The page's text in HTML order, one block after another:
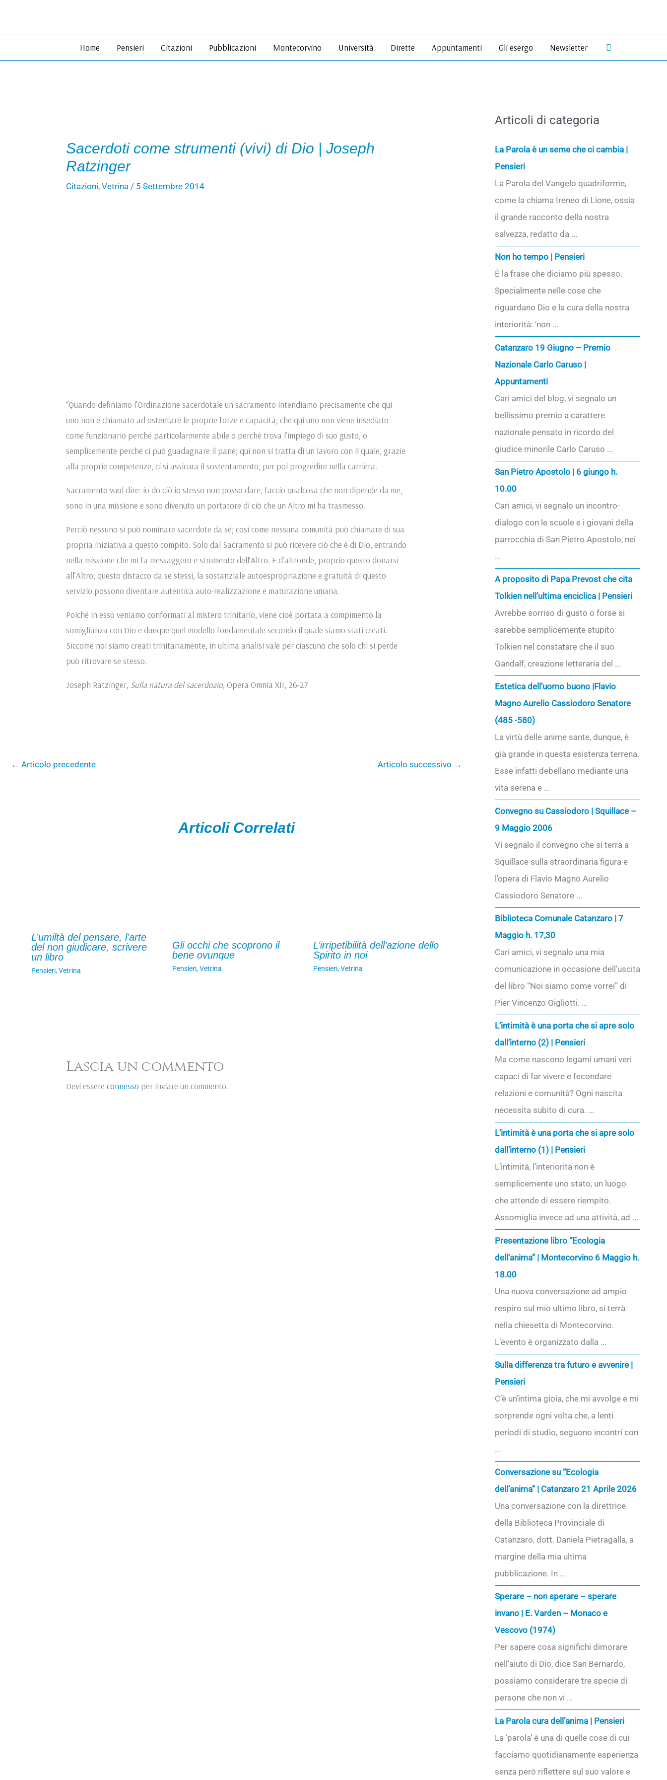
Home Pensieri Citazioni Pubblicazioni Montecorvino Università Dirette Appuntamenti Gli esergo Newsletter Cerca
Sacerdoti come strumenti (vivi) di Dio | Joseph
Ratzinger
Citazioni,Vetrina / 5 Settembre 2014
“Quando definiamo l’Ordinazione sacerdotale un sacramento intendiamo precisamente che qui
uno non è chiamato ad ostentare le proprie forze e capacità; che qui uno non viene insediato
come funzionario perché particolarmente abile o perché trova l’impiego di suo gusto, o
semplicemente perché ci può guadagnare il pane; qui non si tratta di un lavoro con il quale, grazie
alla proprie competenze, ci si assicura il sostentamento, per poi progredire nella carriera.
Sacramento vuol dire: io do ciò io stesso non posso dare, faccio qualcosa che non dipende da me,
sono in una missione e sono divenuto un portatore di ciò che un Altro mi ha trasmesso.
Perciò nessuno si può nominare sacerdote da sé; così come nessuna comunità può chiamare di sua
propria iniziativa a questo compito. Solo dal Sacramento si può ricevere ciò che è di Dio, entrando
nella missione che mi fa messaggero e strumento dell’Altro. E d’altronde, proprio questo donarsi
all’Altro, questo distacco da se stessi, la sostanziale autoespropriazione e gratuità di questo
servizio possono diventare autentica auto-realizzazione e maturazione umana.
Poiché in esso veniamo conformati al mistero trinitario, viene cioè portata a compimento la
somiglianza con Dio e dunque quel modello fondamentale secondo il quale siamo stati creati.
Siccome noi siamo creati trinitariamente, in ultima analisi vale per ciascuno che solo chi si perde
può ritrovare se stesso.
Joseph Ratzinger, Sulla natura del sacerdozio , Opera Omnia XII, 26-27
← Articolo precedente Articolo successivo →
Articoli Correlati
L’umiltà del pensare, l’arte
del non giudicare, scrivere
un libro
Pensieri,Vetrina
Gli occhi che scoprono il
bene ovunque
Pensieri,Vetrina
L’irripetibilità dell’azione dello
Spirito in noi
Pensieri,Vetrina
Lascia un commento
Devi essereconnesso per inviare un commento.
Articoli di categoria
La Parola è un seme che ci cambia |
Pensieri
La Parola del Vangelo quadriforme,
come la chiama Ireneo di Lione, ossia
il grande racconto della nostra
salvezza, redatto da ...
Non ho tempo | Pensieri
É la frase che diciamo più spesso.
Specialmente nelle cose che
riguardano Dio e la cura della nostra
interiorità: ‘non ...
Catanzaro 19 Giugno – Premio
Nazionale Carlo Caruso |
Appuntamenti
Cari amici del blog, vi segnalo un
bellissimo premio a carattere
nazionale pensato in ricordo del
giudice minorile Carlo Caruso ...
San Pietro Apostolo | 6 giungo h.
10.00
Cari amici, vi segnalo un incontro-
dialogo con le scuole e i giovani della
parrocchia di San Pietro Apostolo, nei
...
A proposito di Papa Prevost che cita
Tolkien nell’ultima enciclica | Pensieri
Avrebbe sorriso di gusto o forse si
sarebbe semplicemente stupito
Tolkien nel constatare che il suo
Gandalf, creazione letteraria del ...
Estetica dell’uomo buono |Flavio
Magno Aurelio Cassiodoro Senatore
(485 -580)
La virtù delle anime sante, dunque, è
già grande in questa esistenza terrena.
Esse infatti debellano mediante una
vita serena e ...
Convegno su Cassiodoro | Squillace –
9 Maggio 2006
Vi segnalo il convegno che si terrà a
Squillace sulla straordinaria figura e
l’opera di Flavio Magno Aurelio
Cassiodoro Senatore ...
Biblioteca Comunale Catanzaro | 7
Maggio h. 17,30
Cari amici, vi segnalo una mia
comunicazione in occasione dell’uscita
del libro “Noi siamo come vorrei” di
Pier Vincenzo Gigliotti. ...
L’intimità è una porta che si apre solo
dall’interno (2) | Pensieri
Ma come nascono legami umani veri
capaci di far vivere e fecondare
relazioni e comunità? Ogni nascita
necessita subito di cura. ...
L’intimità è una porta che si apre solo
dall’interno (1) | Pensieri
L’intimità, l’interiorità non è
semplicemente uno stato, un luogo
che attende di essere riempito.
Assomiglia invece ad una attività, ad ...
Presentazione libro “Ecologia
dell’anima” | Montecorvino 6 Maggio h.
18.00
Una nuova conversazione ad ampio
respiro sul mio ultimo libro, si terrà
nella chiesetta di Montecorvino.
L’evento è organizzato dalla ...
Sulla differenza tra futuro e avvenire |
Pensieri
C’è un’intima gioia, che mi avvolge e mi
sorprende ogni volta che, a lenti
periodi di studio, seguono incontri con
...
Conversazione su “Ecologia
dell’anima” | Catanzaro 21 Aprile 2026
Una conversazione con la direttrice
della Biblioteca Provinciale di
Catanzaro, dott. Daniela Pietragalla, a
margine della mia ultima
pubblicazione. In ...
Sperare – non sperare – sperare
invano | E. Varden – Monaco e
Vescovo (1974)
Per sapere cosa significhi dimorare
nell’aiuto di Dio, dice San Bernardo,
possiamo considerare tre specie di
persone che non vi ...
La Parola cura dell’anima | Pensieri
La ‘parola’ è una di quelle cose di cui
facciamo quotidianamente esperienza
senza però riflettere sul suo valore e